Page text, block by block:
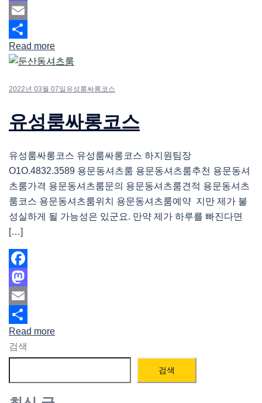
Mastodon
Email
Share
Read more
2022년 03월 07일 유성룸싸롱코스
유성룸싸롱코스
유성룸싸롱코스 유성룸싸롱코스 하지원팀장
O1O.4832.3589 용문동셔츠룸 용문동셔츠룸추천 용문동셔
츠룸가격 용문동셔츠룸문의 용문동셔츠룸견적 용문동셔츠
룸코스 용문동셔츠룸위치 용문동셔츠룸예약 지만 제가 불
성실하게 될 가능성은 있군요. 만약 제가 하루를 빠진다면
[…]
Facebook
Mastodon
Email
Share
Read more
검색
검색